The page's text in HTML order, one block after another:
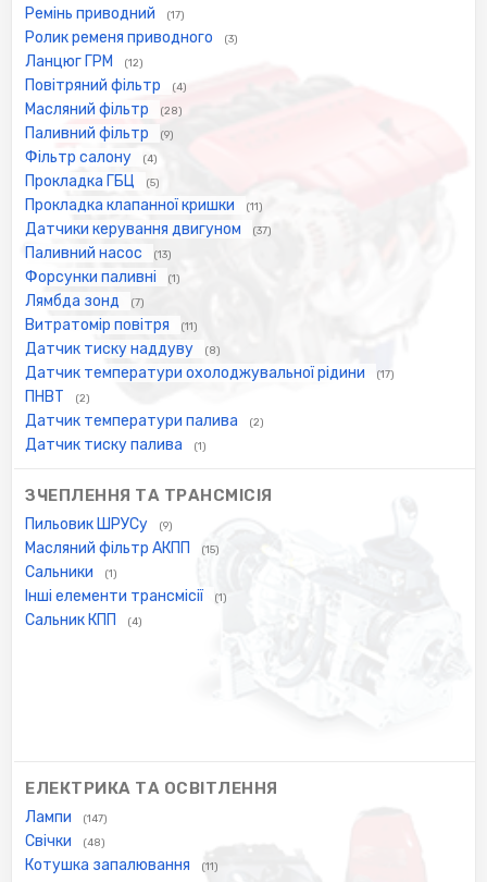
Ремінь приводний (17)
Ролик ременя приводного (3)
Ланцюг ГРМ (12)
Повітряний фільтр (4)
Масляний фільтр (28)
Паливний фільтр (9)
Фільтр салону (4)
Прокладка ГБЦ (5)
Прокладка клапанної кришки (11)
Датчики керування двигуном (37)
Паливний насос (13)
Форсунки паливні (1)
Лямбда зонд (7)
Витратомір повітря (11)
Датчик тиску наддуву (8)
Датчик температури охолоджувальної рідини (17)
ПНВТ (2)
Датчик температури палива (2)
Датчик тиску палива (1)
ЗЧЕПЛЕННЯ ТА ТРАНСМІСІЯ
Пильовик ШРУСу (9)
Масляний фільтр АКПП (15)
Сальники (1)
Інші елементи трансмісії (1)
Сальник КПП (4)
ЕЛЕКТРИКА ТА ОСВІТЛЕННЯ
Лампи (147)
Свічки (48)
Котушка запалювання (11)